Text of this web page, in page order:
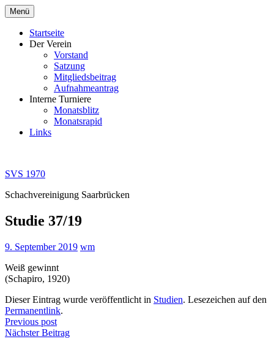
Zum
Inhalt
springen
Menü
Startseite
Der Verein
Vorstand
Satzung
Mitgliedsbeitrag
Aufnahmeantrag
Interne Turniere
Monatsblitz
Monatsrapid
Links
SVS 1970
Schachvereinigung Saarbrücken
Studie 37/19
9. September 2019 wm
Weiß gewinnt
(Schapiro, 1920)
Dieser Eintrag wurde veröffentlicht in Studien. Lesezeichen auf den
Permanentlink.
Beitragsnavigation
Previous post
Nächster Beitrag